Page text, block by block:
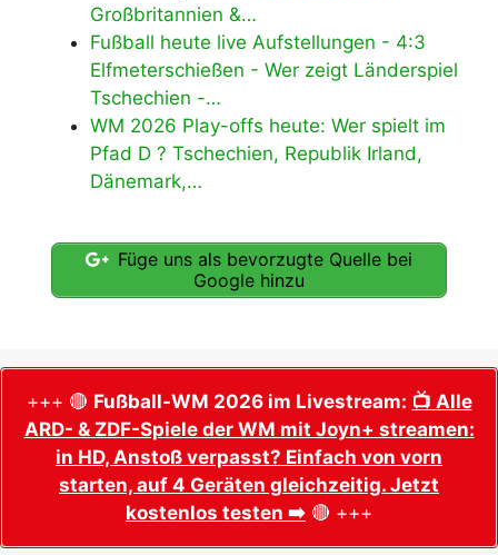
Großbritannien &…
Fußball heute live Aufstellungen - 4:3
Elfmeterschießen - Wer zeigt Länderspiel
Tschechien -…
WM 2026 Play-offs heute: Wer spielt im
Pfad D ? Tschechien, Republik Irland,
Dänemark,…
Füge uns als bevorzugte Quelle bei
Google hinzu
+++ 🔴 Fußball-WM 2026 im Livestream: 📺 Alle
ARD- & ZDF-Spiele der WM mit Joyn+ streamen:
in HD, Anstoß verpasst? Einfach von vorn
starten, auf 4 Geräten gleichzeitig. Jetzt
kostenlos testen ➡️ 🔴 +++